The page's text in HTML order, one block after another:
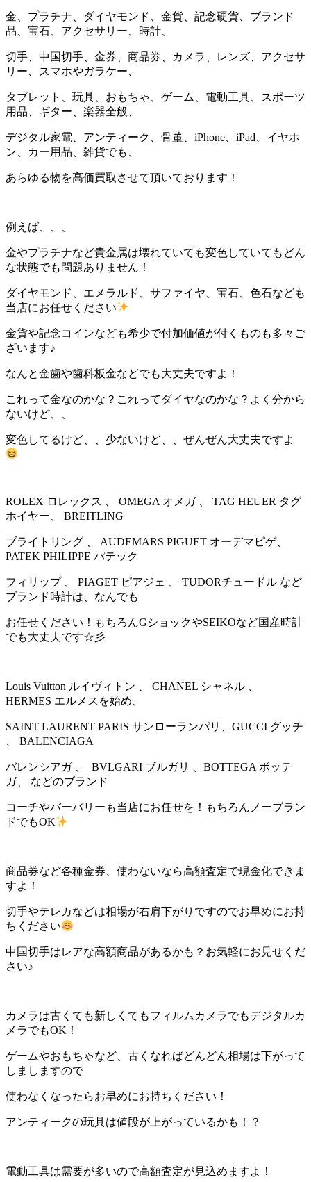
金、プラチナ、ダイヤモンド、金貨、記念硬貨、ブランド
品、宝石、アクセサリー、時計、
切手、中国切手、金券、商品券、カメラ、レンズ、アクセサ
リー、スマホやガラケー、
タブレット、玩具、おもちゃ、ゲーム、電動工具、スポーツ
用品、ギター、楽器全般、
デジタル家電、アンティーク、骨董、iPhone、iPad、イヤホ
ン、カー用品、雑貨でも、
あらゆる物を高価買取させて頂いております！
例えば、、、
金やプラチナなど貴金属は壊れていても変色していてもどん
な状態でも問題ありません！
ダイヤモンド、エメラルド、サファイヤ、宝石、色石なども
当店にお任せください
金貨や記念コインなども希少で付加価値が付くものも多々ご
ざいます♪
なんと金歯や歯科板金などでも大丈夫ですよ！
これって金なのかな？これってダイヤなのかな？よく分から
ないけど、、
変色してるけど、、少ないけど、、ぜんぜん大丈夫ですよ
ROLEX ロレックス 、 OMEGA オメガ 、 TAG HEUER タグ
ホイヤー、 BREITLING
ブライトリング 、 AUDEMARS PIGUET オーデマピゲ、
PATEK PHILIPPE パテック
フィリップ 、 PIAGET ピアジェ 、 TUDORチュードル など
ブランド時計は、なんでも
お任せください！もちろんGショックやSEIKOなど国産時計
でも大丈夫です☆彡
Louis Vuitton ルイヴィトン 、 CHANEL シャネル 、
HERMES エルメスを始め、
SAINT LAURENT PARIS サンローランパリ、GUCCI グッチ
、 BALENCIAGA
バレンシアガ 、 BVLGARI ブルガリ 、BOTTEGA ボッテ
ガ、 などのブランド
コーチやバーバリーも当店にお任せを！もちろんノーブラン
ドでもOK
商品券など各種金券、使わないなら高額査定で現金化できま
すよ！
切手やテレカなどは相場が右肩下がりですのでお早めにお持
ちください
中国切手はレアな高額商品があるかも？お気軽にお見せくだ
さい♪
カメラは古くても新しくてもフィルムカメラでもデジタルカ
メラでもOK！
ゲームやおもちゃなど、古くなればどんどん相場は下がって
しましますので
使わなくなったらお早めにお持ちください！
アンティークの玩具は値段が上がっているかも！？
電動工具は需要が多いので高額査定が見込めますよ！